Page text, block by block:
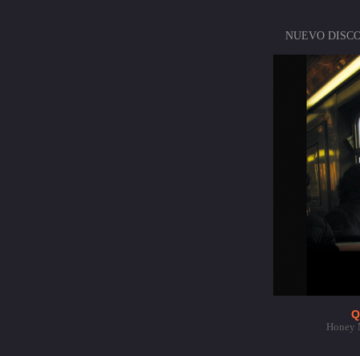
NUEVO
Honey